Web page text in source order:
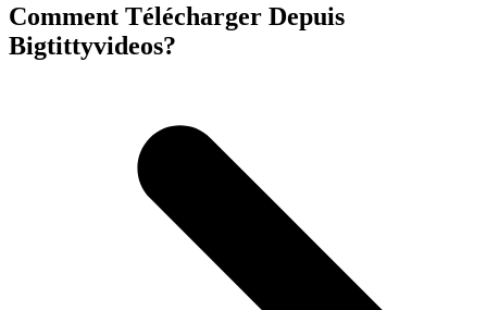
Comment Télécharger Depuis
Bigtittyvideos?